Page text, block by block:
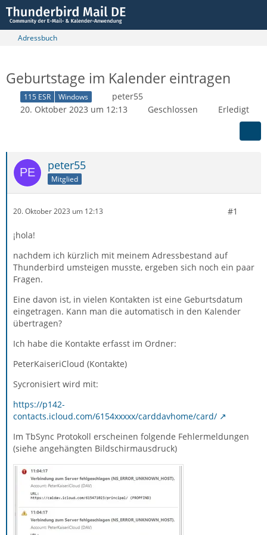
Adressbuch
Geburtstage im Kalender eintragen
115 ESR Windows
peter55
20. Oktober 2023 um 12:13
Geschlossen Erledigt
peter55
Mitglied
20. Oktober 2023 um 12:13 #1
¡hola!
nachdem ich kürzlich mit meinem Adressbestand auf
Thunderbird umsteigen musste, ergeben sich noch ein paar
Fragen.
Eine davon ist, in vielen Kontakten ist eine Geburtsdatum
eingetragen. Kann man die automatisch in den Kalender
übertragen?
Ich habe die Kontakte erfasst im Ordner:
PeterKaiseriCloud (Kontakte)
Sycronisiert wird mit:
https://p142-
contacts.icloud.com/6154xxxxx/carddavhome/card/
Im TbSync Protokoll erscheinen folgende Fehlermeldungen
(siehe angehängten Bildschirmausdruck)